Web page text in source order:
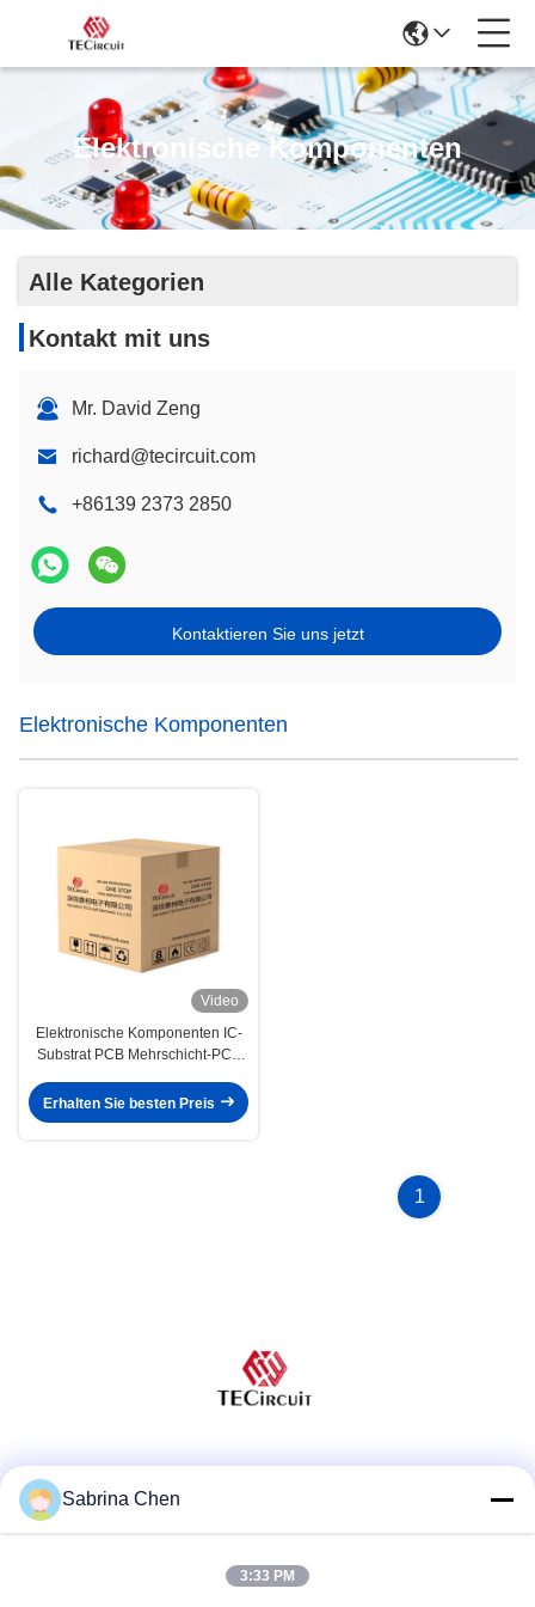
Elektronische Komponenten
Alle Kategorien
Kontakt mit uns
Mr. David Zeng
richard@tecircuit.com
+86139 2373 2850
Kontaktieren Sie uns jetzt
Elektronische Komponenten
Video
Elektronische Komponenten IC-
Substrat PCB Mehrschicht-PCB
Erhalten Sie besten Preis
1
Schnelle Kontaktaufnahme
Sabrina Chen
3:33 PM